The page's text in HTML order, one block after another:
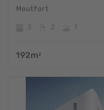
Moutfort
192m 2